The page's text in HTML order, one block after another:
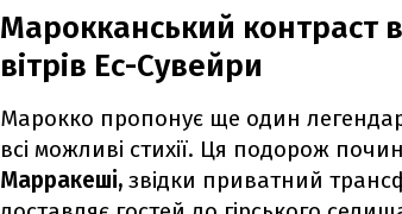
Марокканський контраст
вітрів Ес-Сувейри
Марокко пропонує ще один
всі можливі стихії. Ця подорож
Марракеші, звідки приватний